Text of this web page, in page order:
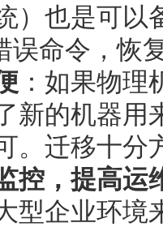
）也是可以
误命令，恢
：如果物
新的机器用
。迁移十分
控，提高运
型企业环境